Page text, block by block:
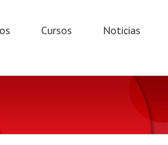
Cursos Noticias